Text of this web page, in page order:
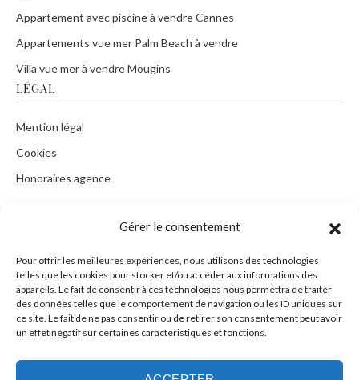
Gérer le consentement
Pour offrir les meilleures expériences, nous utilisons des technologies
telles que les cookies pour stocker et/ou accéder aux informations des
appareils. Le fait de consentir à ces technologies nous permettra de traiter
des données telles que le comportement de navigation ou les ID uniques sur
ce site. Le fait de ne pas consentir ou de retirer son consentement peut avoir
un effet négatif sur certaines caractéristiques et fonctions.
Appartement avec piscine à vendre Cannes
Appartements vue mer Palm Beach à vendre
Villa vue mer à vendre Mougins
LÉGAL
Mention légal
Cookies
Honoraires agence
Tel :+33 9 73552756
Mob : +33 676381325
Mail :info@plusdimmo.com
WhatsApp :+33 676381325